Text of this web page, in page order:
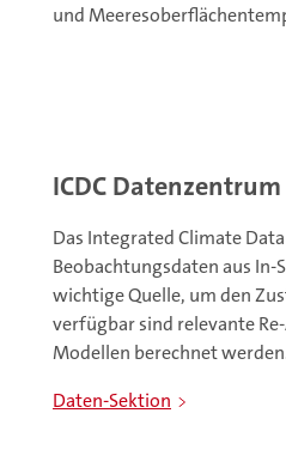
und
ICDC Datenzentrum
Das Integrated Climate
Beobachtungsdaten aus
wichtige Quelle, um den
verfügbar sind relevante
Modellen berechnet
Daten-Sektion